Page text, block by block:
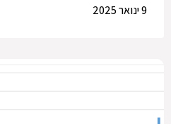
9 ינואר 2025